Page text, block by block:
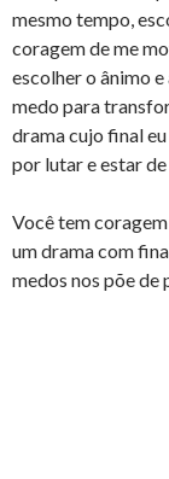
mesmo tempo,
coragem de me
escolher o ânimo
medo para
drama cujo final
por lutar e estar de
Você tem
um drama com
medos nos põe de